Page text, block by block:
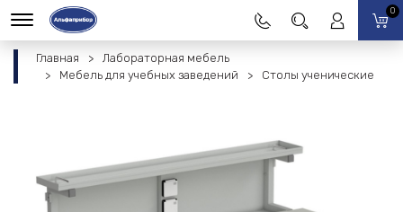
0
Главная
Лабораторная мебель
Мебель для учебных заведений
Столы ученические